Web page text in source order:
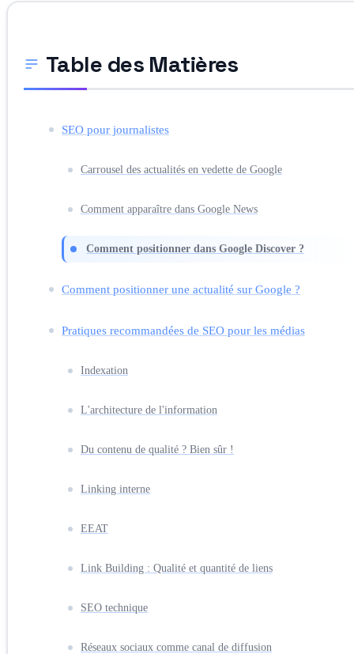
Table des Matières
SEO pour journalistes
Carrousel des actualités en vedette de Google
Comment apparaître dans Google News
Comment positionner dans Google Discover ?
Comment positionner une actualité sur Google ?
Pratiques recommandées de SEO pour les médias
Indexation
L'architecture de l'information
Du contenu de qualité ? Bien sûr !
Linking interne
EEAT
Link Building : Qualité et quantité de liens
SEO technique
Réseaux sociaux comme canal de diffusion